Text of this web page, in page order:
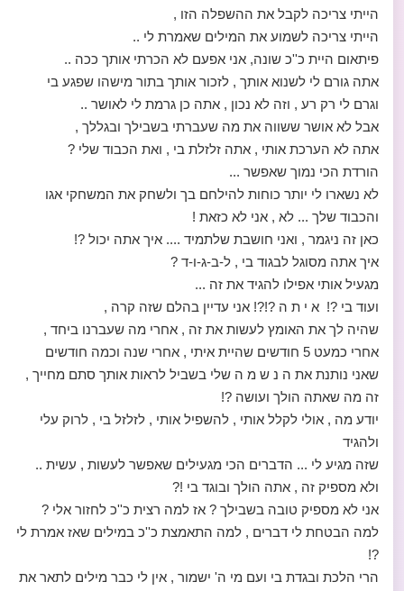
הייתי צריכה לקבל את ההשפלה הזו ,
הייתי צריכה לשמוע את המילים שאמרת לי ..
פיתאום היית כ''כ שונה, אני אפעם לא הכרתי אותך ככה ..
אתה גורם לי לשנוא אותך , לזכור אותך בתור מישהו שפגע בי
וגרם לי רק רע , וזה לא נכון , אתה כן גרמת לי לאושר ..
אבל לא אושר ששווה את מה שעברתי בשבילך ובגללך ,
אתה לא הערכת אותי , אתה זלזלת בי , ואת הכבוד שלי ?
הורדת הכי נמוך שאפשר ...
לא נשארו לי יותר כוחות להילחם בך ולשחק את המשחקי אגו
והכבוד שלך ... לא , אני לא כזאת !
כאן זה ניגמר , ואני חושבת שלתמיד .... איך אתה יכול ?!
איך אתה מסוגל לבגוד בי , ל-ב-ג-ו-ד ?
מגעיל אותי אפילו להגיד את זה ...
ועוד בי ?! א י ת ה ?!?! אני עדיין בהלם שזה קרה ,
שהיה לך את האומץ לעשות את זה , אחרי מה שעברנו ביחד ,
אחרי כמעט 5 חודשים שהיית איתי , אחרי שנה וכמה חודשים
שאני נותנת את ה נ ש מ ה שלי בשביל לראות אותך סתם מחייך ,
זה מה שאתה הולך ועושה ?!
יודע מה , אולי לקלל אותי , להשפיל אותי , לזלזל בי , לרוק עלי
ולהגיד
שזה מגיע לי ... הדברים הכי מגעילים שאפשר לעשות , עשית ..
ולא מספיק זה , אתה הולך ובוגד בי !?
אני לא מספיק טובה בשבילך ? אז למה רצית כ''כ לחזור אלי ?
למה הבטחת לי דברים , למה התאמצת כ''כ במילים שאז אמרת לי
?!
הרי הלכת ובגדת בי ועם מי ה' ישמור , אין לי כבר מילים לתאר את